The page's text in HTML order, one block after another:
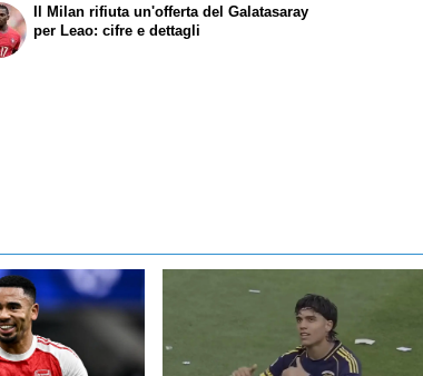
Il Milan rifiuta un'offerta del Galatasaray
per Leao: cifre e dettagli